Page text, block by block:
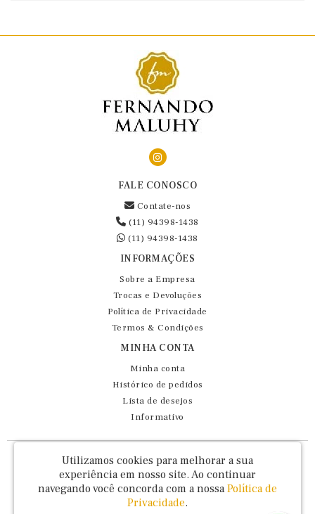
FALE CONOSCO
Contate-nos
(11) 94398-1438
(11) 94398-1438
INFORMAÇÕES
Sobre a Empresa
Trocas e Devoluções
Política de Privacidade
Termos & Condições
MINHA CONTA
Minha conta
Histórico de pedidos
Lista de desejos
Informativo
Fernando Maluhy Cia Ltda - CNPJ: 60.458.825/0001-86
Rua Dr Euclydes da Cunha, 47 - Brás - São Paulo / SP - CEP 03016-030
Utilizamos cookies para melhorar a sua
experiência em nosso site. Ao continuar
navegando você concorda com a nossa Política de
Privacidade.